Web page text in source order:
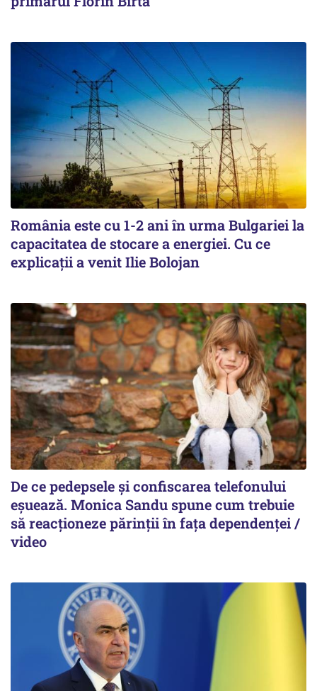
România este cu 1-2 ani în urma Bulgariei la
capacitatea de stocare a energiei. Cu ce
explicații a venit Ilie Bolojan
De ce pedepsele și confiscarea telefonului
eșuează. Monica Sandu spune cum trebuie
să reacționeze părinții în fața dependenței /
video